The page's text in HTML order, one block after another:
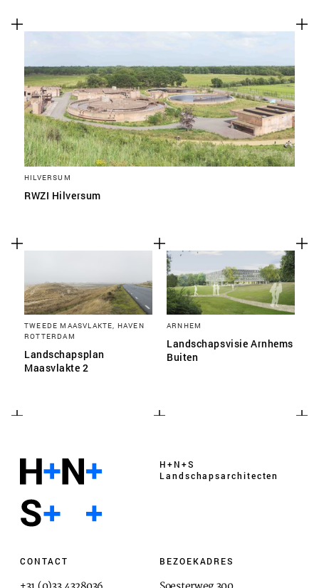
HILVERSUM
RWZI Hilversum
TWEEDE MAASVLAKTE, HAVEN
ROTTERDAM
Landschapsplan
Maasvlakte 2
ARNHEM
Landschapsvisie Arnhems
Buiten
H+N+S
Landschaps­architecten
CONTACT BEZOEKADRES